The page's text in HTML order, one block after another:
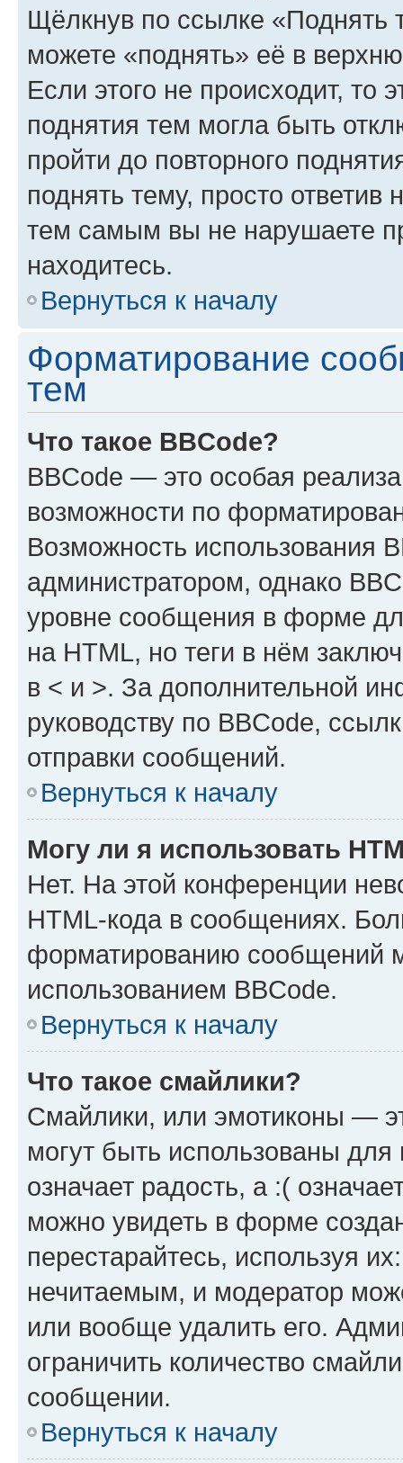
Щёлкнув по ссылке «Поднять
можете «поднять» её в
Если этого не происходит, то
поднятия тем могла быть
пройти до повторного
поднять тему, просто ответив
тем самым вы не нарушаете
находитесь.
Вернуться к началу
Форматирование
тем
Что такое BBCode?
BBCode — это особая
возможности по
Возможность использования
администратором, однако
уровне сообщения в форме
на HTML, но теги в нём
в < и >. За дополнительной
руководству по BBCode,
отправки сообщений.
Вернуться к началу
Могу ли я использовать
Нет. На этой конференции
HTML-кода в сообщениях.
форматированию сообщений
использованием BBCode.
Вернуться к началу
Что такое смайлики?
Смайлики, или эмотиконы —
могут быть использованы
означает радость, а :(
можно увидеть в форме
перестарайтесь, используя
нечитаемым, и модератор
или вообще удалить его.
ограничить количество
сообщении.
Вернуться к началу